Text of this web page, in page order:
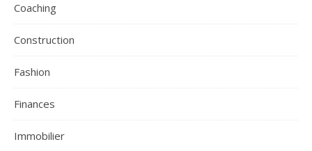
Coaching
Construction
Fashion
Finances
Immobilier